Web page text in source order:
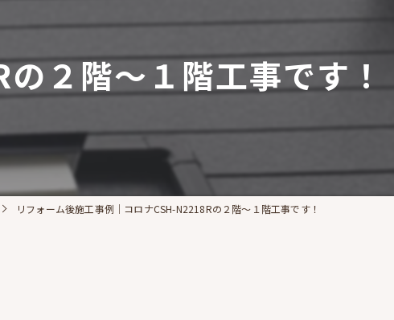
津市のエアコン工事
市のエアコン工事
江市のエアコン工事
賀市のエアコン工事
２階～１階工事です！
リフォーム後施工事例｜コロナCSH-N2218Rの２階～１階工事です！